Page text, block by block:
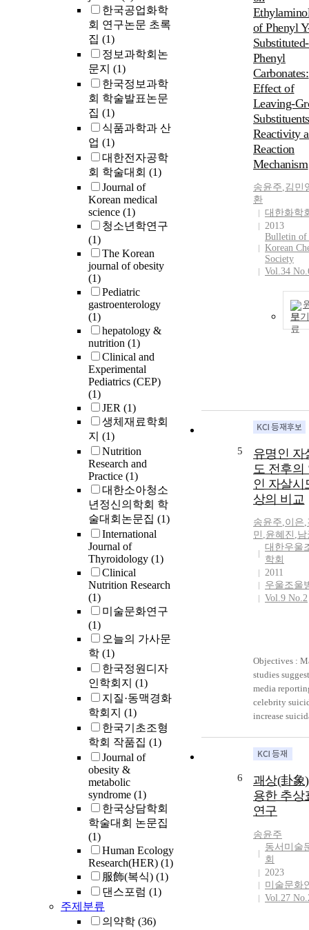
한국공업화학
회 연구논문 초록
집 (1)
정보과학회논
문지 (1)
한국정보과학
회 학술발표논문
집 (1)
식품과학과 산
업 (1)
대한전자공학
회 학술대회 (1)
Journal of
Korean medical
science (1)
청소년학연구
(1)
The Korean
journal of obesity
(1)
Pediatric
gastroenterology
(1)
hepatology &
nutrition (1)
Clinical and
Experimental
Pediatrics (CEP)
(1)
JER (1)
생체재료학회
지 (1)
Nutrition
Research and
Practice (1)
대한소아청소
년정신의학회 학
술대회논문집 (1)
International
Journal of
Thyroidology (1)
Clinical
Nutrition Research
(1)
미술문화연구
(1)
오늘의 가사문
학 (1)
한국정원디자
인학회지 (1)
지질·동맥경화
학회지 (1)
한국기초조형
학회 작품집 (1)
Journal of
obesity &
metabolic
syndrome (1)
한국상담학회
학술대회 논문집
(1)
Human Ecology
Research(HER) (1)
服飾(복식) (1)
댄스포럼 (1)
주제분류
의약학 (36)
of Phenyl
Substituted-
Phenyl
Carbonates:
Effect of
Leaving-
Reactivity
Reaction
Mechanism
송윤주,김민
환
대한화학
2013
Bulletin of
Korean
Society
Vol.34
보기
5
유명인 자
도 전후의
인 자살시
상의 비교
송윤주,이은,
민 ,윤혜진 ,
대한우울
학회
2011
우울조울
Vol.9 No.2
Objectives :
studies
media
celebrity
increase
specific
examined
influences of
reporting
Ms. Choi,
death resulted
extensive
coverage.
We
6
괘상(卦象
용한 추상
연구
송윤주
동서미술
회
2023
미술문화
Vol.27